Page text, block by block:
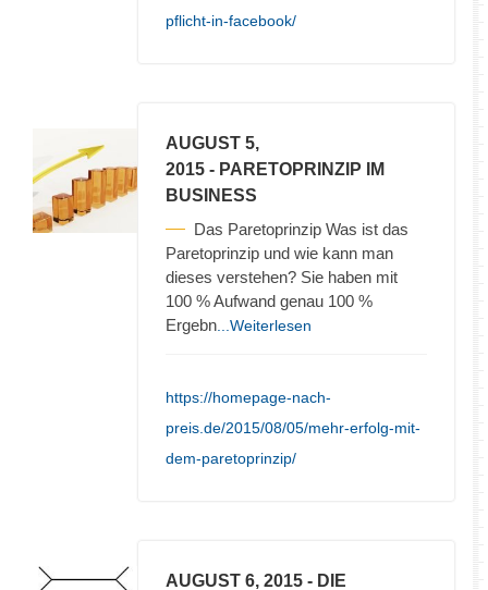
pflicht-in-facebook/
AUGUST 5,
2015 - PARETOPRINZIP IM
BUSINESS
Das Paretoprinzip Was ist das
Paretoprinzip und wie kann man
dieses verstehen? Sie haben mit
100 % Aufwand genau 100 %
Ergebn ...Weiterlesen
https://homepage-nach-
preis.de/2015/08/05/mehr-erfolg-mit-
dem-paretoprinzip/
AUGUST 6, 2015 - DIE